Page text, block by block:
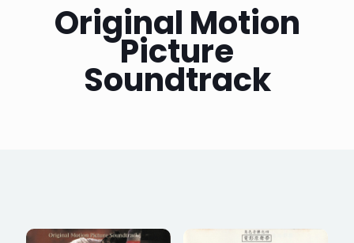
Original Motion
Picture
Soundtrack